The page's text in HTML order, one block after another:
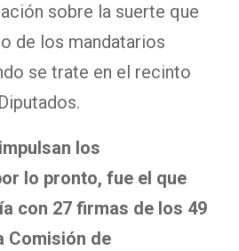
sobre la suerte que
de los mandatarios
se trate en el recinto
los
lo pronto, fue el que
con 27 firmas de los 49
Comisión de